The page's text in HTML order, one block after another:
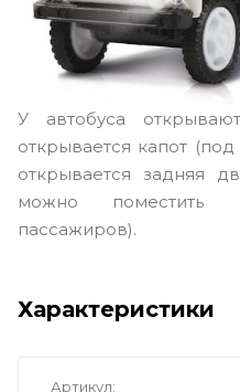
У автобуса
открывается капот
открывается задняя
можно поместить
пассажиров).
Характеристики
Артикул